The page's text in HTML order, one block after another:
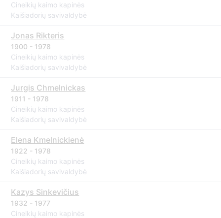
Cineikių kaimo kapinės
Kaišiadorių savivaldybė
Jonas Rikteris
1900 - 1978
Cineikių kaimo kapinės
Kaišiadorių savivaldybė
Jurgis Chmelnickas
1911 - 1978
Cineikių kaimo kapinės
Kaišiadorių savivaldybė
Elena Kmelnickienė
1922 - 1978
Cineikių kaimo kapinės
Kaišiadorių savivaldybė
Kazys Sinkevičius
1932 - 1977
Cineikių kaimo kapinės